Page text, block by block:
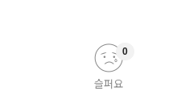
슬퍼요
0